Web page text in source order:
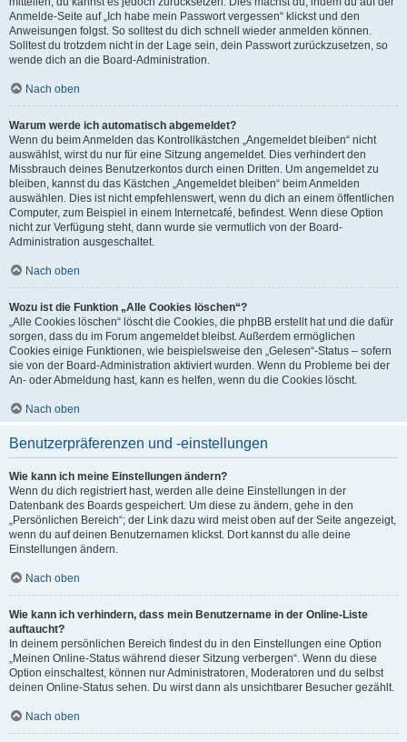
Anmelde-Seite auf „Ich habe mein Passwort vergessen“ klickst und den
Anweisungen folgst. So solltest du dich schnell wieder anmelden können.
Solltest du trotzdem nicht in der Lage sein, dein Passwort zurückzusetzen, so
wende dich an die Board-Administration.
Nach oben
Warum werde ich automatisch abgemeldet?
Wenn du beim Anmelden das Kontrollkästchen „Angemeldet bleiben“ nicht
auswählst, wirst du nur für eine Sitzung angemeldet. Dies verhindert den
Missbrauch deines Benutzerkontos durch einen Dritten. Um angemeldet zu
bleiben, kannst du das Kästchen „Angemeldet bleiben“ beim Anmelden
auswählen. Dies ist nicht empfehlenswert, wenn du dich an einem öffentlichen
Computer, zum Beispiel in einem Internetcafé, befindest. Wenn diese Option
nicht zur Verfügung steht, dann wurde sie vermutlich von der Board-
Administration ausgeschaltet.
Nach oben
Wozu ist die Funktion „Alle Cookies löschen“?
„Alle Cookies löschen“ löscht die Cookies, die phpBB erstellt hat und die dafür
sorgen, dass du im Forum angemeldet bleibst. Außerdem ermöglichen
Cookies einige Funktionen, wie beispielsweise den „Gelesen“-Status – sofern
sie von der Board-Administration aktiviert wurden. Wenn du Probleme bei der
An- oder Abmeldung hast, kann es helfen, wenn du die Cookies löscht.
Nach oben
Benutzerpräferenzen und -einstellungen
Wie kann ich meine Einstellungen ändern?
Wenn du dich registriert hast, werden alle deine Einstellungen in der
Datenbank des Boards gespeichert. Um diese zu ändern, gehe in den
„Persönlichen Bereich“; der Link dazu wird meist oben auf der Seite angezeigt,
wenn du auf deinen Benutzernamen klickst. Dort kannst du alle deine
Einstellungen ändern.
Nach oben
Wie kann ich verhindern, dass mein Benutzername in der Online-Liste
auftaucht?
In deinem persönlichen Bereich findest du in den Einstellungen eine Option
„Meinen Online-Status während dieser Sitzung verbergen“. Wenn du diese
Option einschaltest, können nur Administratoren, Moderatoren und du selbst
deinen Online-Status sehen. Du wirst dann als unsichtbarer Besucher gezählt.
Nach oben